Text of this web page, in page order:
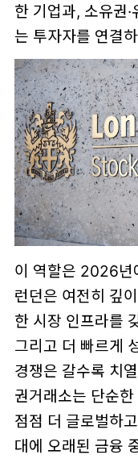
한 기업과, 소유권
는 투자자를 연결
이 역할은 2026년
런던은 여전히 깊
한 시장 인프라를
그리고 더 빠르게
경쟁은 갈수록 치
권거래소는 단순한
점점 더 글로벌하
대에 오래된 금융